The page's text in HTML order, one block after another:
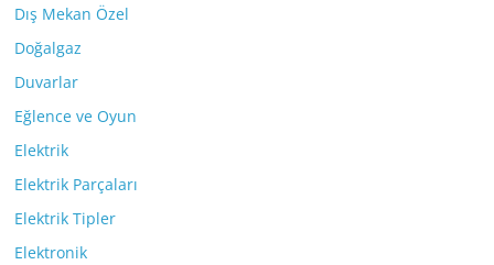
Dış Mekan Özel
Doğalgaz
Duvarlar
Eğlence ve Oyun
Elektrik
Elektrik Parçaları
Elektrik Tipler
Elektronik